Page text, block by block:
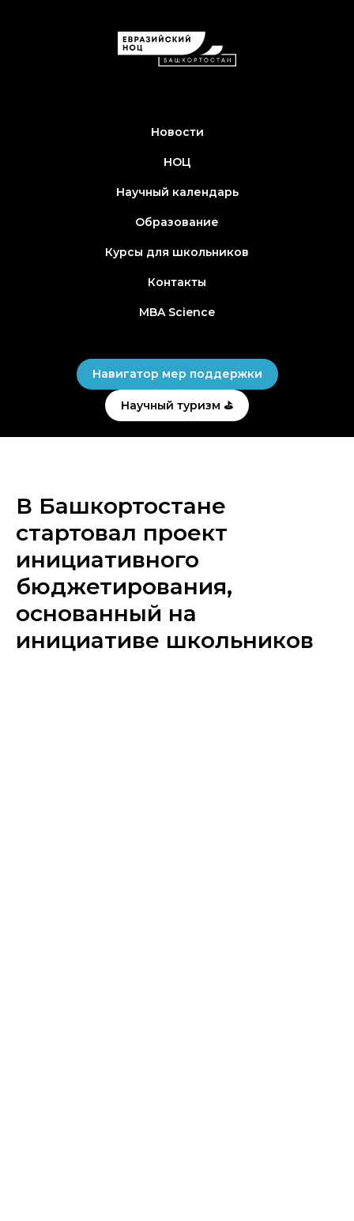
Новости
НОЦ
Научный календарь
Образование
Курсы для школьников
Контакты
MBA Science
Навигатор мер поддержки
Научный туризм ⛳
В Башкортостане
стартовал проект
инициативного
бюджетирования,
основанный на
инициативе школьников